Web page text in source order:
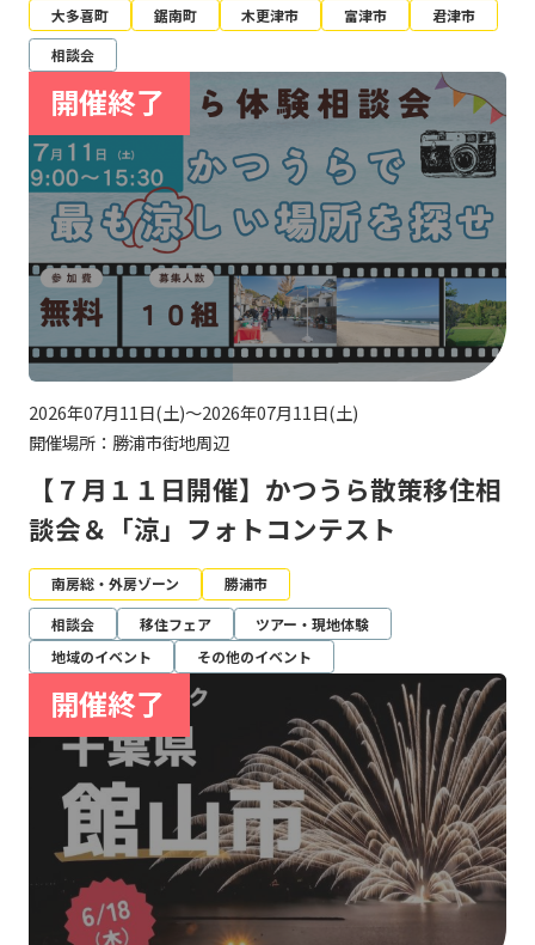
大多喜町
鋸南町 木更津市 富津市
君津市
相談会
2026年07月11日(土)～2026年07月11日(土)
開催場所：勝浦市街地周辺
【７月１１日開催】かつうら散策移住相
談会＆「涼」フォトコンテスト
南房総・外房ゾーン
勝浦市
相談会
移住フェア
ツアー・現地体験
地域のイベント
その他のイベント